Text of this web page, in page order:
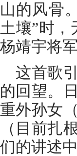
山的风骨
土壤”时
杨靖宇将
这首歌
的回望。
重外孙女
（目前扎
们的讲述